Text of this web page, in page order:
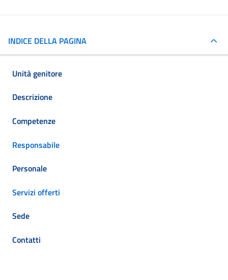
INDICE DELLA PAGINA
Unità genitore
Descrizione
Competenze
Responsabile
Personale
Servizi offerti
Sede
Contatti